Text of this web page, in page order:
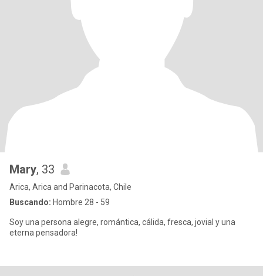
Mary, 33
Arica, Arica and Parinacota, Chile
Buscando: Hombre 28 - 59
Soy una persona alegre, romántica, cálida, fresca, jovial y una
eterna pensadora!